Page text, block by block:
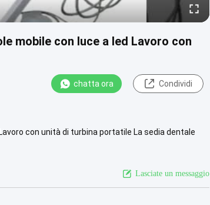
mobile con luce a led Lavoro con
chatta ora Condividi
con unità di turbina portatile La sedia dentale
Lasciate un messaggio